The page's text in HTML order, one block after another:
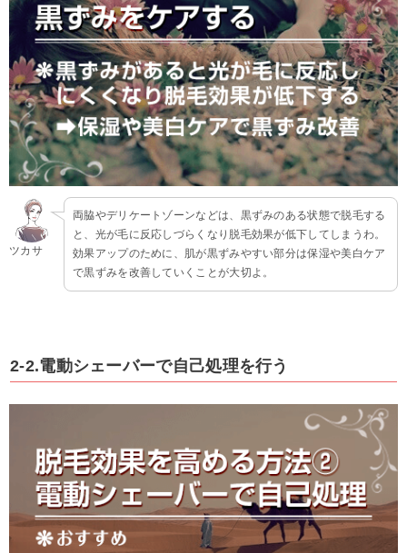
ツカサ
両脇やデリケートゾーンなどは、黒ずみのある状態で脱毛する
と、光が毛に反応しづらくなり脱毛効果が低下してしまうわ。
効果アップのために、肌が黒ずみやすい部分は保湿や美白ケア
で黒ずみを改善していくことが大切よ。
2-2.電動シェーバーで自己処理を行う